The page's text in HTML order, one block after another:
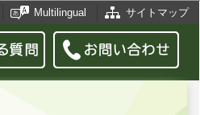
Multilingual サイトマップ